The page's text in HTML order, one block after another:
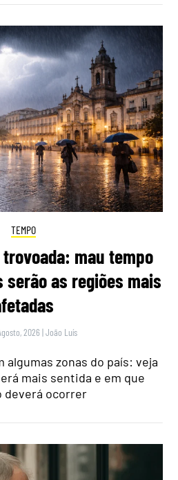
TEMPO
mau tempo
serão as regiões mais
2026 |João Luís
algumas zonas do país: veja
mais sentida e em que
deverá ocorrer